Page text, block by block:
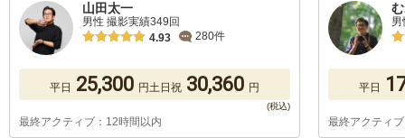
山田太一
男性 撮影実績349回
4.93
280件
平日 25,300 円土日祝 30,360 円
最終アクティブ：12時間以内
平日
最終アクティ